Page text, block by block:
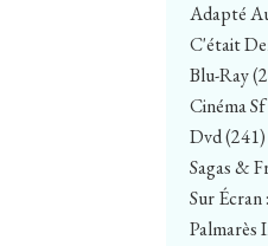
Adapté
C'était
Blu-Ray
Cinéma
Dvd(241)
Sagas &
Sur Écran
Palmarès